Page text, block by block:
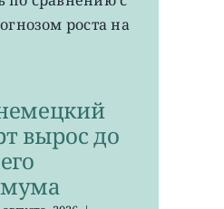
роста на
вырос до